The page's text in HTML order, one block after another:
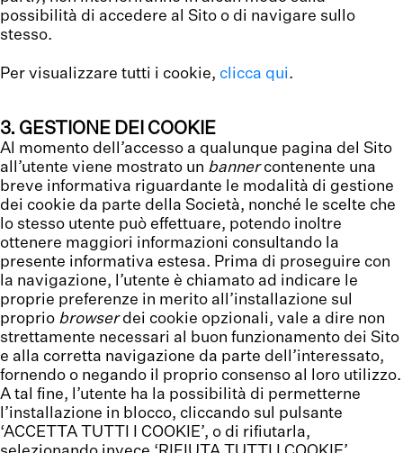
possibilità di accedere al Sito o di navigare sullo
stesso.
Per visualizzare tutti i cookie, clicca qui.
3. GESTIONE DEI COOKIE
Al momento dell’accesso a qualunque pagina del Sito
all’utente viene mostrato un bannercontenente una
breve informativa riguardante le modalità di gestione
dei cookie da parte della Società, nonché le scelte che
lo stesso utente può effettuare, potendo inoltre
ottenere maggiori informazioni consultando la
presente informativa estesa. Prima di proseguire con
la navigazione, l’utente è chiamato ad indicare le
proprie preferenze in merito all’installazione sul
proprio browserdei cookie opzionali, vale a dire non
strettamente necessari al buon funzionamento dei Sito
e alla corretta navigazione da parte dell’interessato,
fornendo o negando il proprio consenso al loro utilizzo.
A tal fine, l’utente ha la possibilità di permetterne
l’installazione in blocco, cliccando sul pulsante
‘ACCETTA TUTTI I COOKIE’, o di rifiutarla,